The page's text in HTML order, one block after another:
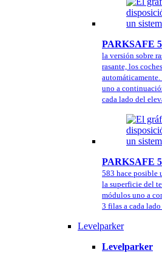
PARKSAFE
la versión sobre
rasante, los
uno a
cada lado del
PARKSAFE
583 hace posible
la superficie del
módulos uno a
3 filas a cada
Levelparker
Levelparker